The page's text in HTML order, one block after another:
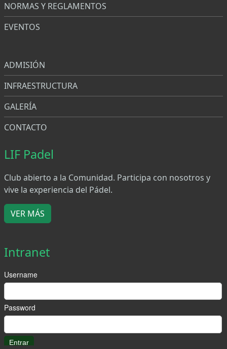
NORMAS Y REGLAMENTOS
EVENTOS
ADMISIÓN
INFRAESTRUCTURA
GALERÍA
CONTACTO
LIF Padel
Club abierto a la Comunidad. Participa con nosotros y
vive la experiencia del Pádel.
VER MÁS
Intranet